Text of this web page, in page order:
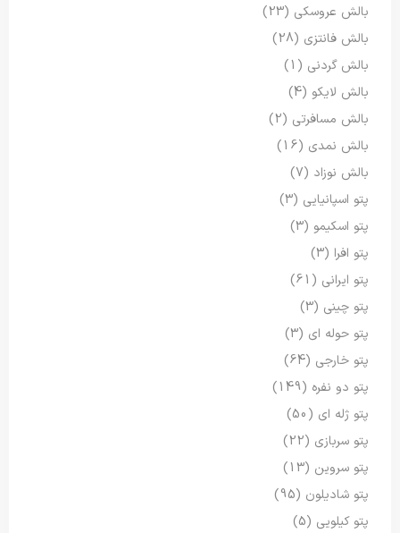
بالش عروسکی (23)
بالش فانتزی (28)
بالش گردنی (1)
بالش لایکو (4)
بالش مسافرتی (2)
بالش نمدی (16)
بالش نوزاد (7)
پتو اسپانیایی (3)
پتو اسکیمو (3)
پتو افرا (3)
پتو ایرانی (61)
پتو چینی (3)
پتو حوله ای (3)
پتو خارجی (64)
پتو دو نفره (149)
پتو ژله ای (50)
پتو سربازی (22)
پتو سروین (13)
پتو شادیلون (95)
پتو کیلویی (5)